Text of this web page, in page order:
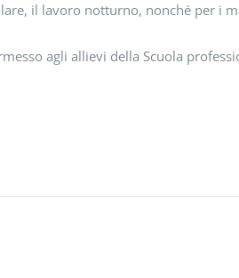
il lavoro notturno, nonché per i
agli allievi della Scuola